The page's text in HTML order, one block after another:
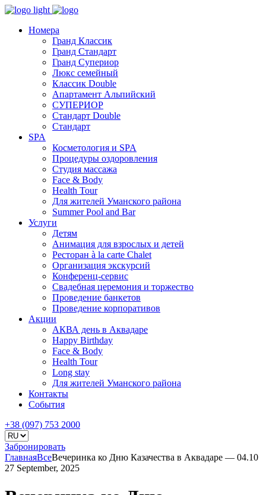
Номера
Гранд Классик
Гранд Стандарт
Гранд Супериор
Люкс семейный
Классик Double
Апартамент Альпийский
СУПЕРИОР
Стандарт Double
Стандарт
SPA
Косметология и SPA
Процедуры оздоровления
Студия массажа
Face & Body
Health Tour
Для жителей Уманского района
Summer Pool and Bar
Услуги
Детям
Анимация для взрослых и детей
Ресторан à la carte Chalet
Организация экскурсий
Конференц-сервис
Свадебная церемония и торжество
Проведение банкетов
Проведение корпоративов
Акции
АКВА день в Аквадаре
Happy Birthday
Face & Body
Health Tour
Long stay
Для жителей Уманского района
Контакты
События
+38 (097) 753 2000
Забронировать
ГлавнаяВсеВечеринка ко Дню Казачества в Аквадаре — 04.10
27 September, 2025